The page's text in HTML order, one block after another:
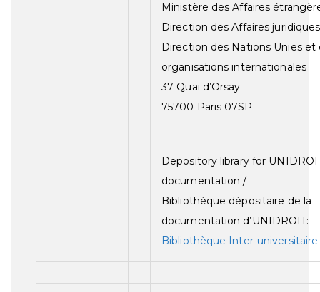
Ministère des Affaires
Direction des Affaires
Direction des Nations Unies et
organisations internationales
37 Quai d’Orsay
75700 Paris 07SP
Depository library for
documentation /
Bibliothèque dépositaire de la
documentation d’UNIDROIT:
Bibliothèque Inter-universitaire